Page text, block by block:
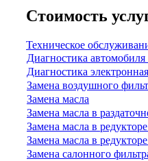
Стоимость
Техническое
Диагностика
Диагностика
Замена воздушного
Замена масла
Замена масла в
Замена масла в
Замена масла в
Замена салонного